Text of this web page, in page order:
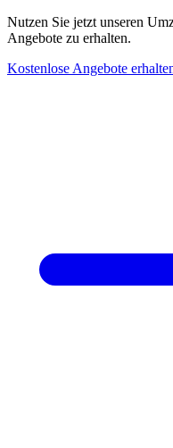
Nutzen Sie jetzt unseren
Angebote zu erhalten.
Kostenlose Angebote